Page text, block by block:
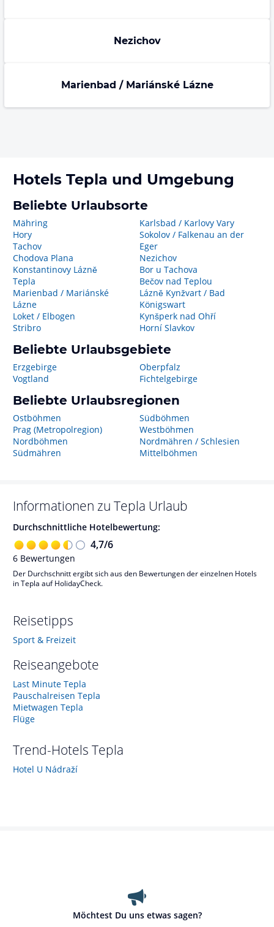
Nezichov
Marienbad / Mariánské Lázne
Hotels Tepla und Umgebung
Beliebte Urlaubsorte
Mähring
Hory
Tachov
Chodova Plana
Konstantinovy Lázně
Tepla
Marienbad / Mariánské
Lázne
Loket / Elbogen
Stribro
Karlsbad / Karlovy Vary
Sokolov / Falkenau an der
Eger
Nezichov
Bor u Tachova
Bečov nad Teplou
Lázně Kynžvart / Bad
Königswart
Kynšperk nad Ohří
Horní Slavkov
Beliebte Urlaubsgebiete
Erzgebirge
Vogtland
Oberpfalz
Fichtelgebirge
Beliebte Urlaubsregionen
Ostböhmen
Prag (Metropolregion)
Nordböhmen
Südmähren
Südböhmen
Westböhmen
Nordmähren / Schlesien
Mittelböhmen
Informationen zu Tepla Urlaub
Durchschnittliche Hotelbewertung:
4,7/6
6 Bewertungen
Der Durchschnitt ergibt sich aus den Bewertungen der einzelnen Hotels
in Tepla auf HolidayCheck.
Reisetipps
Sport & Freizeit
Reiseangebote
Last Minute Tepla
Pauschalreisen Tepla
Mietwagen Tepla
Flüge
Trend-Hotels Tepla
Hotel U Nádraží
Möchtest Du uns etwas sagen?